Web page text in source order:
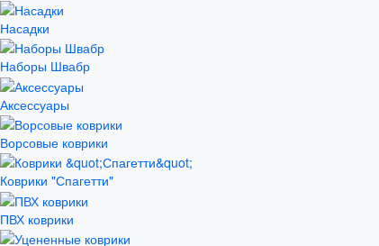
Насадки
Наборы Швабр
Аксессуары
Ворсовые коврики
Коврики "Спагетти"
ПВХ коврики